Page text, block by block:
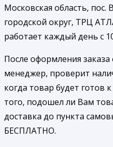
Московская область,
городской округ, ТРЦ
работает каждый день с
После оформления
менеджер, проверит
когда товар будет готов
того, подошел ли Вам
доставка до пункта
БЕСПЛАТНО.